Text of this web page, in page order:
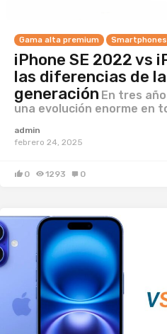
Gama alta premium Smartphones
iPhone SE 2022 vs
las diferencias de
generación En tres
una evolución enorme en
admin
febrero 24, 2025
0 1293 0